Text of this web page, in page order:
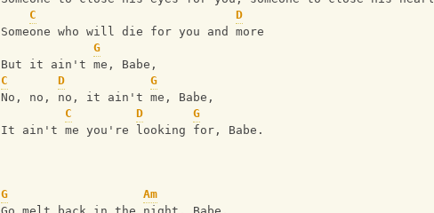
C
D
Someone who will die for you and more
G
But it ain't me, Babe,
C
D
G
No, no, no, it ain't me, Babe,
C
D
G
It ain't me you're looking for, Babe.
G
Am